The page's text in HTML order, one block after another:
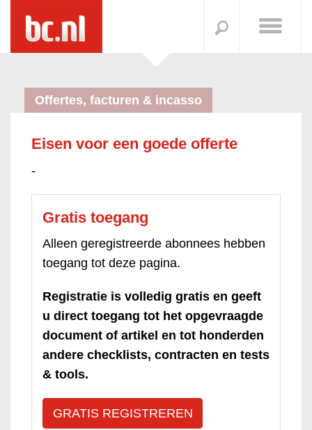
Offertes, facturen & incasso
Eisen voor een goede offerte
-
Gratis toegang
Alleen geregistreerde abonnees hebben
toegang tot deze pagina.
Registratie is volledig gratis en geeft
u direct toegang tot het opgevraagde
document of artikel en tot honderden
andere checklists, contracten en tests
& tools.
GRATIS REGISTREREN